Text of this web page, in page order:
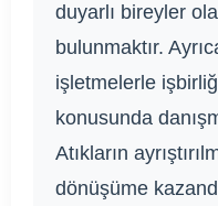
duyarlı bireyler
bulunmaktır.
işletmelerle
konusunda
Atıkların
dönüşüme